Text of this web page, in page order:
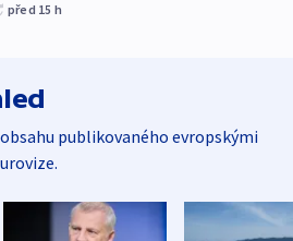
před 15 h
publikovaného evropskými